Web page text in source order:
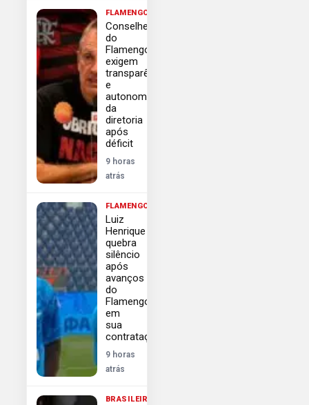
FLAMENGO
Conselheiros
do
Flamengo
exigem
transparência
e
autonomia
da
diretoria
após
déficit
9 horas
atrás
FLAMENGO
Luiz
Henrique
quebra
silêncio
após
avanços
do
Flamengo
em
sua
contratação
9 horas
atrás
BRASILEIRÃO